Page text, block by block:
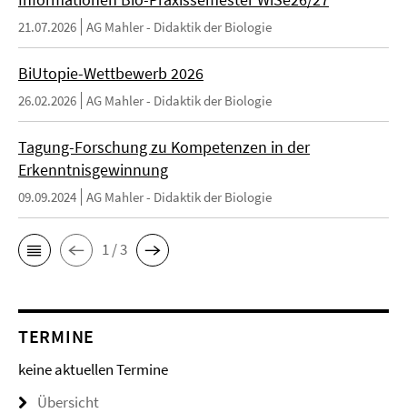
21.07.2026 AG Mahler - Didaktik der Biologie
BiUtopie-Wettbewerb 2026
26.02.2026 AG Mahler - Didaktik der Biologie
Tagung-Forschung zu Kompetenzen in der
Erkenntnisgewinnung
09.09.2024 AG Mahler - Didaktik der Biologie
1 / 3
TERMINE
keine aktuellen Termine
Übersicht